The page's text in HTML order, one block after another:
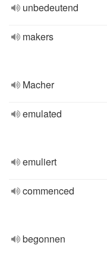
unbedeutend
makers
Macher
emulated
emuliert
commenced
begonnen